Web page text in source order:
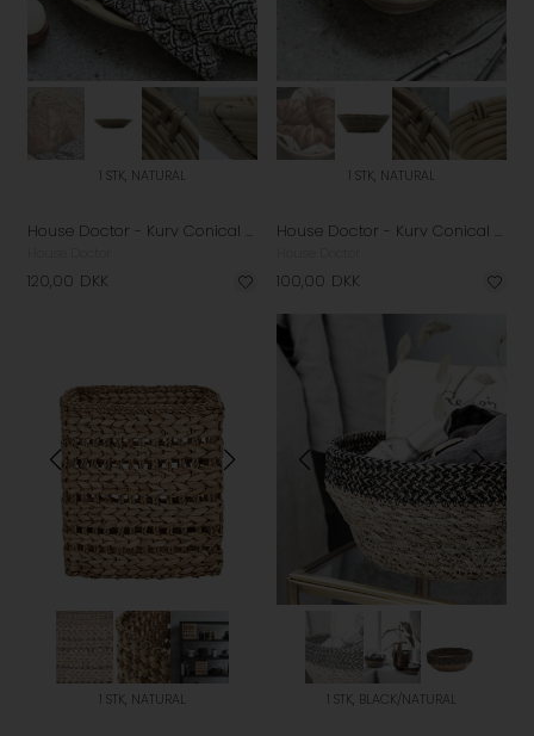
1 STK, NATURAL
House Doctor - Kurv Conical 2026 - Natural
120,00 DKK
1 STK, NATURAL
House Doctor - Kurv Conical - Natural
100,00 DKK
1 STK, NATURAL 1 STK, BLACK/NATURAL